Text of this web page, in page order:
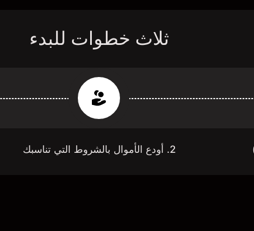
ثلاث خطوات للبدء
2. أودع الأموال بالشروط التي تناسبك